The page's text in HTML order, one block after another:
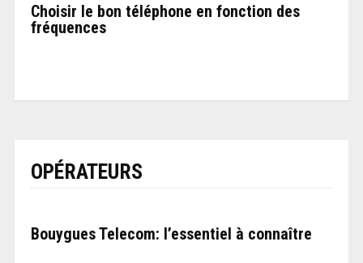
Choisir le bon téléphone en fonction des
fréquences
OPÉRATEURS
Bouygues Telecom: l’essentiel à connaître